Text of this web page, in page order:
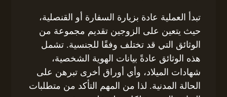
تبدأ العملية عادة بزيارة السفارة أو القنصلية،
حيث يتعين على الزوجين تقديم مجموعة من
الوثائق التي قد تختلف وفقًا للجنسية. تشمل
هذه الوثائق عادةً بيانات الهوية الشخصية،
شهادات الميلاد، وأي أوراق أخرى تبرهن على
الحالة المدنية. لذا من المهم التأكد من متطلبات